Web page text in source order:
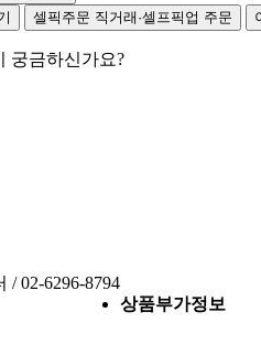
셀픽주문 직거래·셀프픽업 주문
궁금하신가요?
/ 02-6296-8794
상품부가정보